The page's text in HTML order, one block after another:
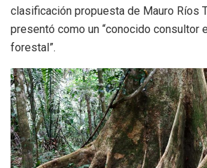
clasificación propuesta de Mauro Ríos
presentó como un “conocido consultor
forestal”.